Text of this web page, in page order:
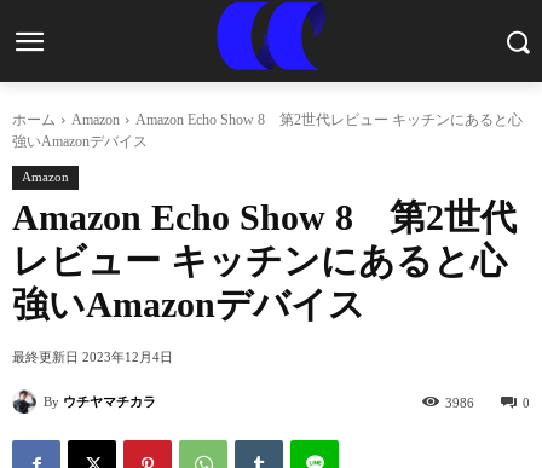
ホーム Amazon
Amazon Echo Show 8 第2世代レビュー キッチンにあると心
強いAmazonデバイス
Amazon
Amazon Echo Show 8 第2世代
レビュー キッチンにあると心
強いAmazonデバイス
最終更新日 2023年12月4日
By ウチヤマチカラ 0
3986